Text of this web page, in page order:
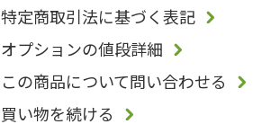
特定商取引法に基づく表記
オプションの値段詳細
この商品について問い合わせる
買い物を続ける